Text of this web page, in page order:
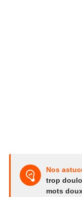
Nos
trop
mots